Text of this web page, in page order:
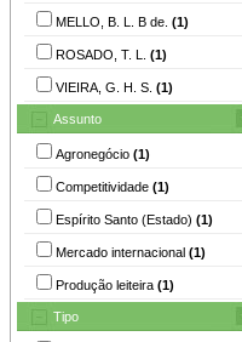
MELLO, B. L. B de. (1)
ROSADO, T. L. (1)
VIEIRA, G. H. S. (1)
Assunto
Agronegócio (1)
Competitividade (1)
Espírito Santo (Estado) (1)
Mercado internacional (1)
Produção leiteira (1)
Tipo